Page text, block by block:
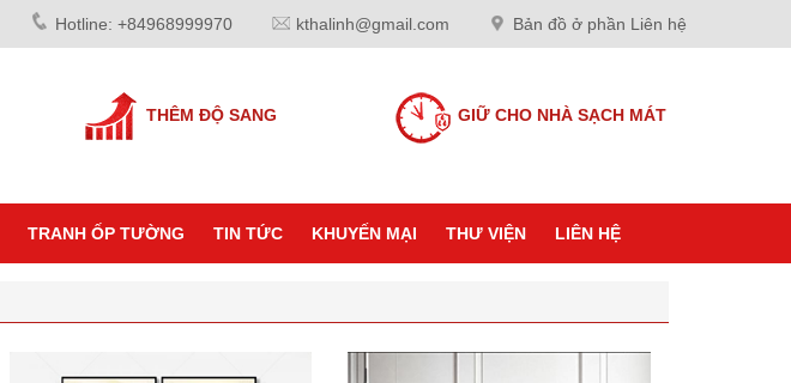
Hotline: +84968999970 kthalinh@gmail.com Bản đồ ở phần Liên hệ
THÊM ĐỘ SANG GIỮ CHO NHÀ SẠCH MÁT
TRANH ỐP TƯỜNG TIN TỨC KHUYẾN MẠI THƯ VIỆN LIÊN HỆ